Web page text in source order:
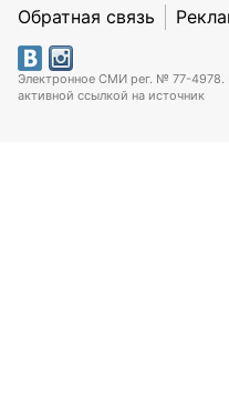
Обратная связь
Электронное СМИ рег. № 77-4978.
активной ссылкой на источник